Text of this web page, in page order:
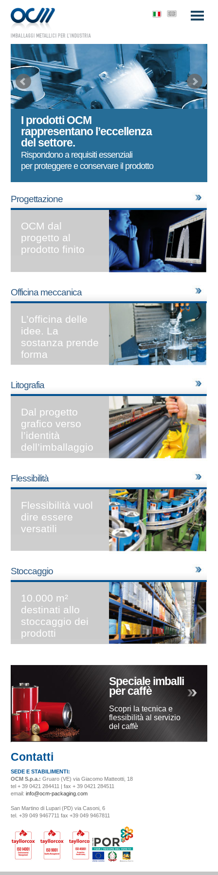
I prodotti OCM
rappresentano l’eccellenza
del settore.
Rispondono a requisiti essenziali
per proteggere e conservare il prodotto
Progettazione
OCM dal
progetto al
prodotto finito
Officina meccanica
L’officina delle
idee.
La
sostanza prende
forma
Litografia
Dal progetto
grafico verso
l’identità
dell’imballaggio
Flessibilità
Flessibilità vuol
dire essere
versatili
Stoccaggio
10.000 m²
destinati allo
stoccaggio dei
prodotti
Speciale imballi
per caffè
Scopri la tecnica e
flessibilità al servizio
del caffè
Contatti
SEDE E STABILIMENTI:
OCM S.p.a.: Gruaro (VE) via Giacomo Matteotti, 18
tel + 39 0421 284411 | fax + 39 0421 284511
email: info@ocm-packaging.com
San Martino di Lupari (PD) via Casoni, 6
tel. +39 049 9467711 fax +39 049 9467811